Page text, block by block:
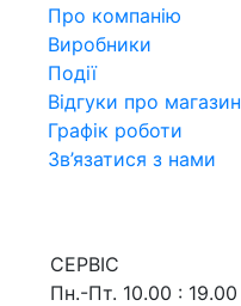
Про компанiю
Виробники
Події
Відгуки про магазин
Графік роботи
Зв’язатися з нами
СЕРВIС
Пн.-Пт. 10.00 : 19.00